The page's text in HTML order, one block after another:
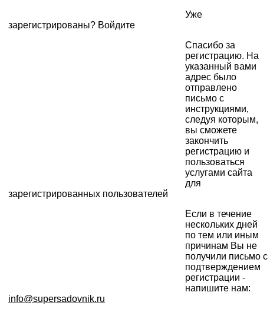
Уже
зарегистрированы? Войдите
Спасибо за
регистрацию. На
указанный вами
адрес было
отправлено
письмо с
инструкциями,
следуя которым,
вы сможете
закончить
регистрацию и
пользоваться
услугами сайта
для
зарегистрированных пользователей
Если в течение
нескольких дней
по тем или иным
причинам Вы не
получили письмо с
подтверждением
регистрации -
напишите нам:
info@supersadovnik.ru